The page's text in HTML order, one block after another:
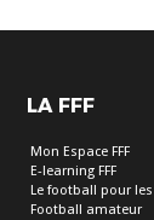
LA FFF
Mon Espace FFF
E-learning FFF
Le football pour
Football amateur